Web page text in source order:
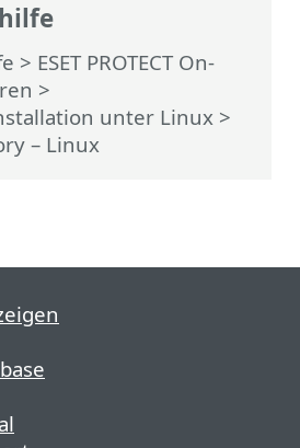
> ESET PROTECT On-
>
unter Linux >
– Linux